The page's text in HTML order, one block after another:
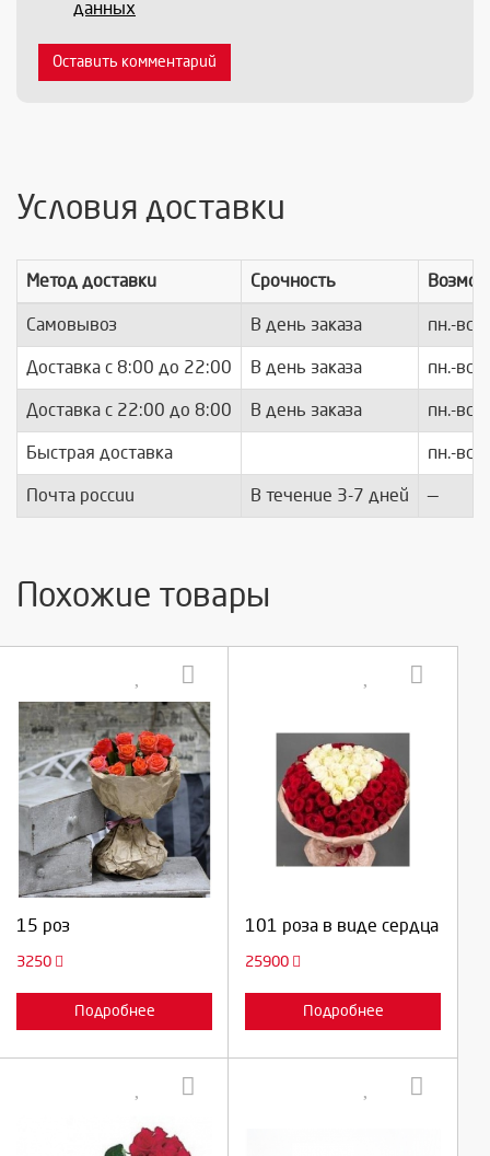
данных
Оставить комментарий
Условия доставки
Метод доставки Срочность
Самовывоз В день заказа пн.-вс.
Доставка c 8:00 до 22:00 В день заказа пн.-вс.
Доставка с 22:00 до 8:00 В день заказа пн.-вс.
Быстрая доставка пн.-вс.
Почта россии В течение 3-7 дней —
Похожие товары
15 роз
3250
Подробнее
Выберите количество:
Продолжить
101 роза в виде сердца
25900
Подробнее
Выберите количество: